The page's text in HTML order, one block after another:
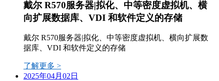
戴尔 R570服务器|拟化、中等密度虚拟机、横
向扩展数据库、VDI 和软件定义的存储
戴尔 R570服务器|拟化、中等密度虚拟机、横向扩展数
据库、VDI 和软件定义的存储
了解更多 >
2025年04月02日